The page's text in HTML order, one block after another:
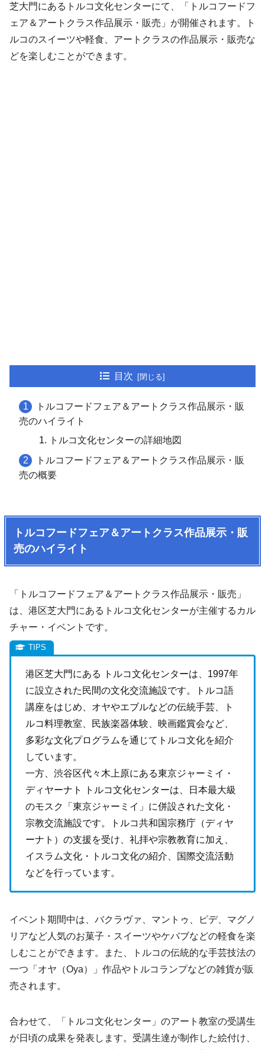
芝大門にあるトルコ文化センターにて、「トルコフードフ
ェア＆アートクラス作品展示・販売」が開催されます。ト
ルコのスイーツや軽食、アートクラスの作品展示・販売な
どを楽しむことができます。
目次
トルコフードフェア＆アートクラス作品展示・販
売のハイライト
トルコ文化センターの詳細地図
トルコフードフェア＆アートクラス作品展示・販
売の概要
トルコフードフェア＆アートクラス作品展示・販
売のハイライト
「トルコフードフェア＆アートクラス作品展示・販売」
は、港区芝大門にあるトルコ文化センターが主催するカル
チャー・イベントです。
港区芝大門にある トルコ文化センターは、1997年
に設立された民間の文化交流施設です。トルコ語
講座をはじめ、オヤやエブルなどの伝統手芸、ト
ルコ料理教室、民族楽器体験、映画鑑賞会など、
多彩な文化プログラムを通じてトルコ文化を紹介
しています。
一方、渋谷区代々木上原にある東京ジャーミイ・
ディヤーナト トルコ文化センターは、日本最大級
のモスク「東京ジャーミイ」に併設された文化・
宗教交流施設です。トルコ共和国宗務庁（ディヤ
ーナト）の支援を受け、礼拝や宗教教育に加え、
イスラム文化・トルコ文化の紹介、国際交流活動
などを行っています。
イベント期間中は、バクラヴァ、マントゥ、ピデ、マグノ
リアなど人気のお菓子・スイーツやケバブなどの軽食を楽
しむことができます。また、トルコの伝統的な手芸技法の
一つ「オヤ（Oya）」作品やトルコランプなどの雑貨が販
売されます。
合わせて、「トルコ文化センター」のアート教室の受講生
が日頃の成果を発表します。受講生達が制作した絵付け、